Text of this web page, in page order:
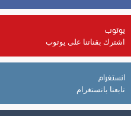
يوتوب
اشترك بقناتنا على يوتوب
انستغرام
تابعنا بانستغرام